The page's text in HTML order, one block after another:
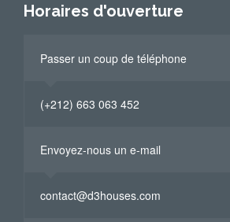
Horaires d'ouverture
Passer un coup de téléphone
(+212) 663 063 452
Envoyez-nous un e-mail
contact@d3houses.com